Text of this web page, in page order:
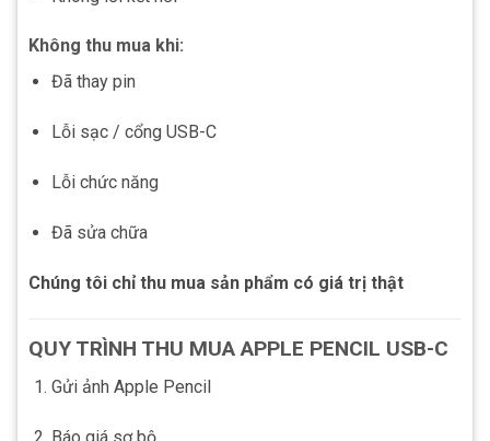
Không thu mua khi:
Đã thay pin
Lỗi sạc / cổng USB-C
Lỗi chức năng
Đã sửa chữa
Chúng tôi chỉ thu mua sản phẩm có giá trị thật
QUY TRÌNH THU MUA APPLE PENCIL USB-C
Gửi ảnh Apple Pencil